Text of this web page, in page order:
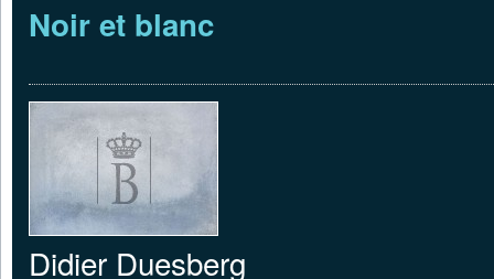
Noir et blanc
Didier Duesberg